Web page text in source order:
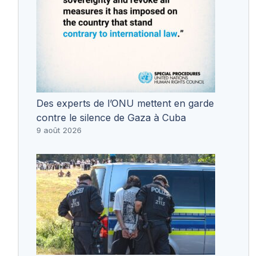
Des experts de l’ONU mettent en garde
contre le silence de Gaza à Cuba
9 août 2026